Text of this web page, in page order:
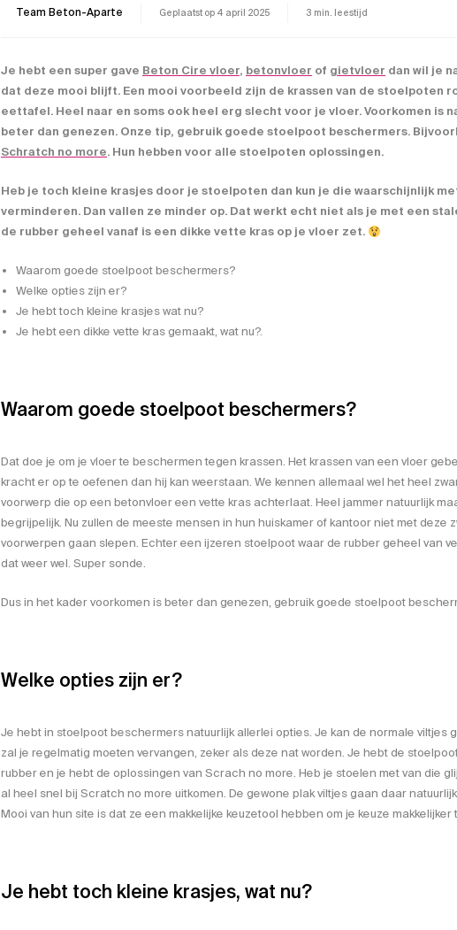
Team Beton-Aparte Geplaatst op 4 april 2025 3 min. leestijd
Je hebt een super gave Beton Cire vloer, betonvloer of gietvloer dan wil je
dat deze mooi blijft. Een mooi voorbeeld zijn de krassen van de stoelpoten
eettafel. Heel naar en soms ook heel erg slecht voor je vloer. Voorkomen is
beter dan genezen. Onze tip, gebruik goede stoelpoot beschermers.
Schratch no more. Hun hebben voor alle stoelpoten oplossingen.
Heb je toch kleine krasjes door je stoelpoten dan kun je die waarschijnlijk
verminderen. Dan vallen ze minder op. Dat werkt echt niet als je met een
de rubber geheel vanaf is een dikke vette kras op je vloer zet.
Waarom goede stoelpoot beschermers?
Welke opties zijn er?
Je hebt toch kleine krasjes wat nu?
Je hebt een dikke vette kras gemaakt, wat nu?.
Waarom goede stoelpoot beschermers?
Dat doe je om je vloer te beschermen tegen krassen. Het krassen van een vloer
kracht er op te oefenen dan hij kan weerstaan. We kennen allemaal wel het heel
voorwerp die op een betonvloer een vette kras achterlaat. Heel jammer natuurlijk
begrijpelijk. Nu zullen de meeste mensen in hun huiskamer of kantoor niet met deze
voorwerpen gaan slepen. Echter een ijzeren stoelpoot waar de rubber geheel van
dat weer wel. Super sonde.
Dus in het kader voorkomen is beter dan genezen, gebruik goede stoelpoot
Welke opties zijn er?
Je hebt in stoelpoot beschermers natuurlijk allerlei opties. Je kan de normale viltjes
zal je regelmatig moeten vervangen, zeker als deze nat worden. Je hebt de
rubber en je hebt de oplossingen van Scrach no more. Heb je stoelen met van die
al heel snel bij Scratch no more uitkomen. De gewone plak viltjes gaan daar
Mooi van hun site is dat ze een makkelijke keuzetool hebben om je keuze makkelijker
Je hebt toch kleine krasjes, wat nu?